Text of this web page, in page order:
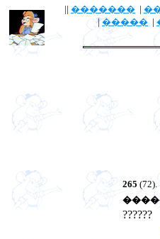
|| ������� |
|����� |
265
??????